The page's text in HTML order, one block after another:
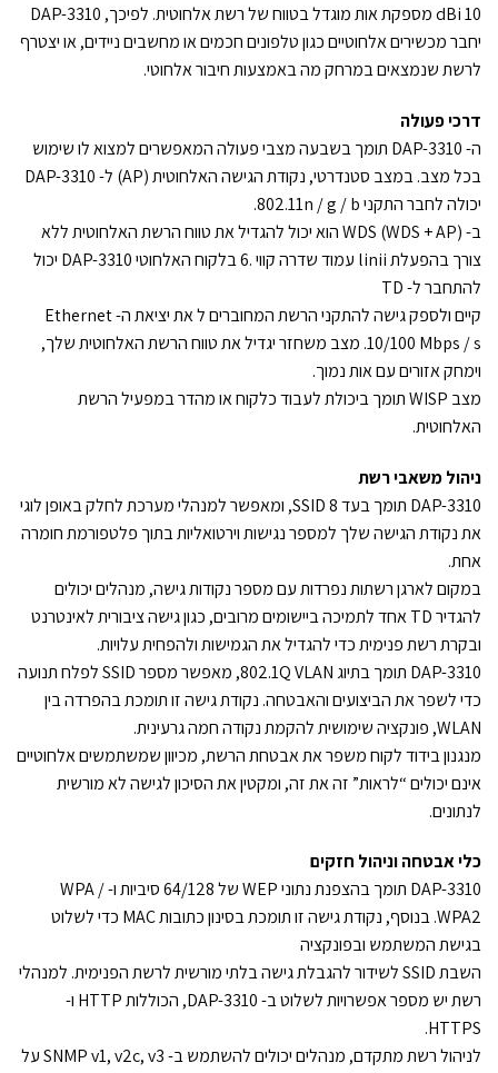
10 dBi מספקת אות מוגדל בטווח של רשת אלחוטית. לפיכך, DAP-3310
יחבר מכשירים אלחוטיים כגון טלפונים חכמים או מחשבים ניידים, או יצטרף
לרשת שנמצאים במרחק מה באמצעות חיבור אלחוטי.
דרכי פעולה
ה- DAP-3310 תומך בשבעה מצבי פעולה המאפשרים למצוא לו שימוש
בכל מצב. במצב סטנדרטי, נקודת הגישה האלחוטית (AP) ל- DAP-3310
יכולה לחבר התקני 802.11n / g / b.
ב- WDS (WDS + AP) הוא יכול להגדיל את טווח הרשת האלחוטית ללא
צורך בהפעלת linii עמוד שדרה קווי .6 בלקוח האלחוטי DAP-3310 יכול
להתחבר ל- TD
קיים ולספק גישה להתקני הרשת המחוברים ל את יציאת ה- Ethernet
10/100 Mbps / s. מצב משחזר יגדיל את טווח הרשת האלחוטית שלך,
וימחק אזורים עם אות נמוך.
מצב WISP תומך ביכולת לעבוד כלקוח או מהדר במפעיל הרשת
האלחוטית.
ניהול משאבי רשת
DAP-3310 תומך בעד 8 SSID, ומאפשר למנהלי מערכת לחלק באופן לוגי
את נקודת הגישה שלך למספר נגישות וירטואליות בתוך פלטפורמת חומרה
אחת.
במקום לארגן רשתות נפרדות עם מספר נקודות גישה, מנהלים יכולים
להגדיר TD אחד לתמיכה ביישומים מרובים, כגון גישה ציבורית לאינטרנט
ובקרת רשת פנימית כדי להגדיל את הגמישות ולהפחית עלויות.
DAP-3310 תומך בתיוג 802.1Q VLAN, מאפשר מספר SSID לפלח תנועה
כדי לשפר את הביצועים והאבטחה. נקודת גישה זו תומכת בהפרדה בין
WLAN, פונקציה שימושית להקמת נקודה חמה גרעינית.
מנגנון בידוד לקוח משפר את אבטחת הרשת, מכיוון שמשתמשים אלחוטיים
אינם יכולים “לראות” זה את זה, ומקטין את הסיכון לגישה לא מורשית
לנתונים.
כלי אבטחה וניהול חזקים
DAP-3310 תומך בהצפנת נתוני WEP של 64/128 סיביות ו- WPA /
WPA2. בנוסף, נקודת גישה זו תומכת בסינון כתובות MAC כדי לשלוט
בגישת המשתמש ובפונקציה
השבת SSID לשידור להגבלת גישה בלתי מורשית לרשת הפנימית. למנהלי
רשת יש מספר אפשרויות לשלוט ב- DAP-3310, הכוללות HTTP ו-
HTTPS.
לניהול רשת מתקדם, מנהלים יכולים להשתמש ב- SNMP v1, v2c, v3 על